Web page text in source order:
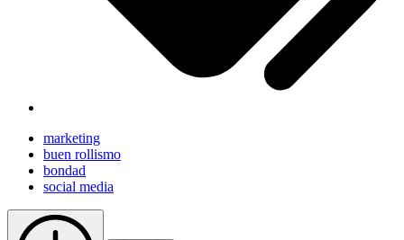
marketing
buen rollismo
bondad
social media